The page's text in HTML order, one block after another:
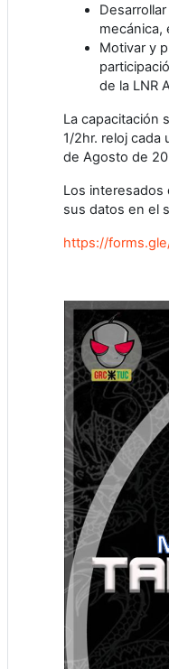
mecánica,
Motivar y
de la LNR
La capacitación
1/2hr. reloj cada
de Agosto de
Los interesados
sus datos en el
https://